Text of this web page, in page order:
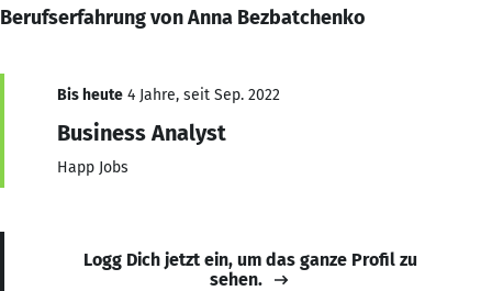
Berufserfahrung von Anna Bezbatchenko
Bis heute 4 Jahre, seit Sep. 2022
Business Analyst
Happ Jobs
Logg Dich jetzt ein, um das ganze Profil zu
sehen.